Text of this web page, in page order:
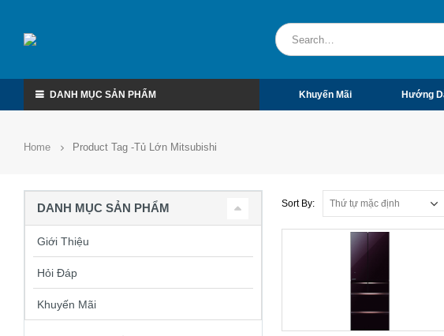
DANH MỤC SẢN PHẨM Khuyến Mãi Hướng
Home Product Tag - Tủ Lớn Mitsubishi
Sort By:
DANH MỤC SẢN PHẨM
Giới Thiệu
Hỏi Đáp
Khuyến Mãi